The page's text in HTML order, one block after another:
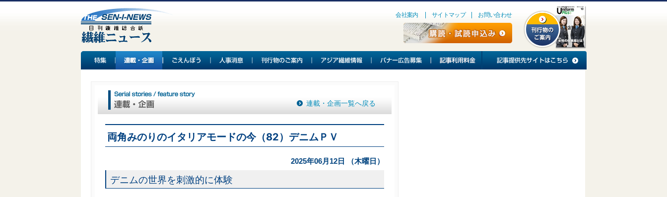
会社案内 サイトマップ お問い合わせ
連載・企画一覧へ戻る
両角みのりのイタリアモードの今（82）デニムＰＶ
2025年06月12日 （木曜日）
デニムの世界を刺激的に体験